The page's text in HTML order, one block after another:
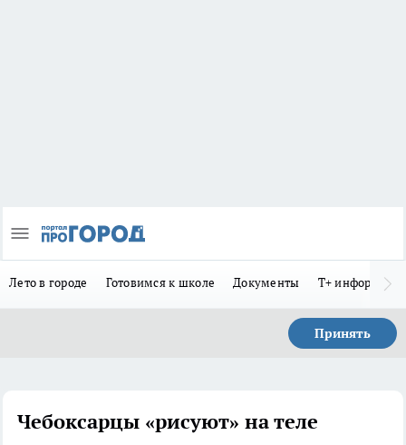
Лето в городе Готовимся к школе Документы Т+
Принять
Чебоксарцы «рисуют» на теле